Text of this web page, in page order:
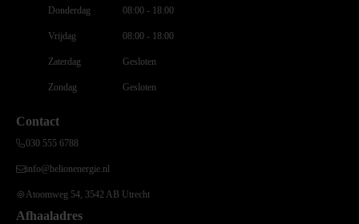
Donderdag
Vrijdag
Zaterdag
Zondag
08:00 - 18:00
08:00 - 18:00
Gesloten
Gesloten
Contact
030 555 6788
info@helionenergie.nl
Atoomweg 54, 3542 AB Utrecht
Afhaaladres